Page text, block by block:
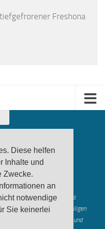
Diese helfen
Inhalte und
Zwecke.
an
notwendige
Sie keinerlei
Freshona
- 2007-2026
Gerstetten
und Logos innerhalb dieses
und Urheberechte der jeweiligen
der Berichterstattung und